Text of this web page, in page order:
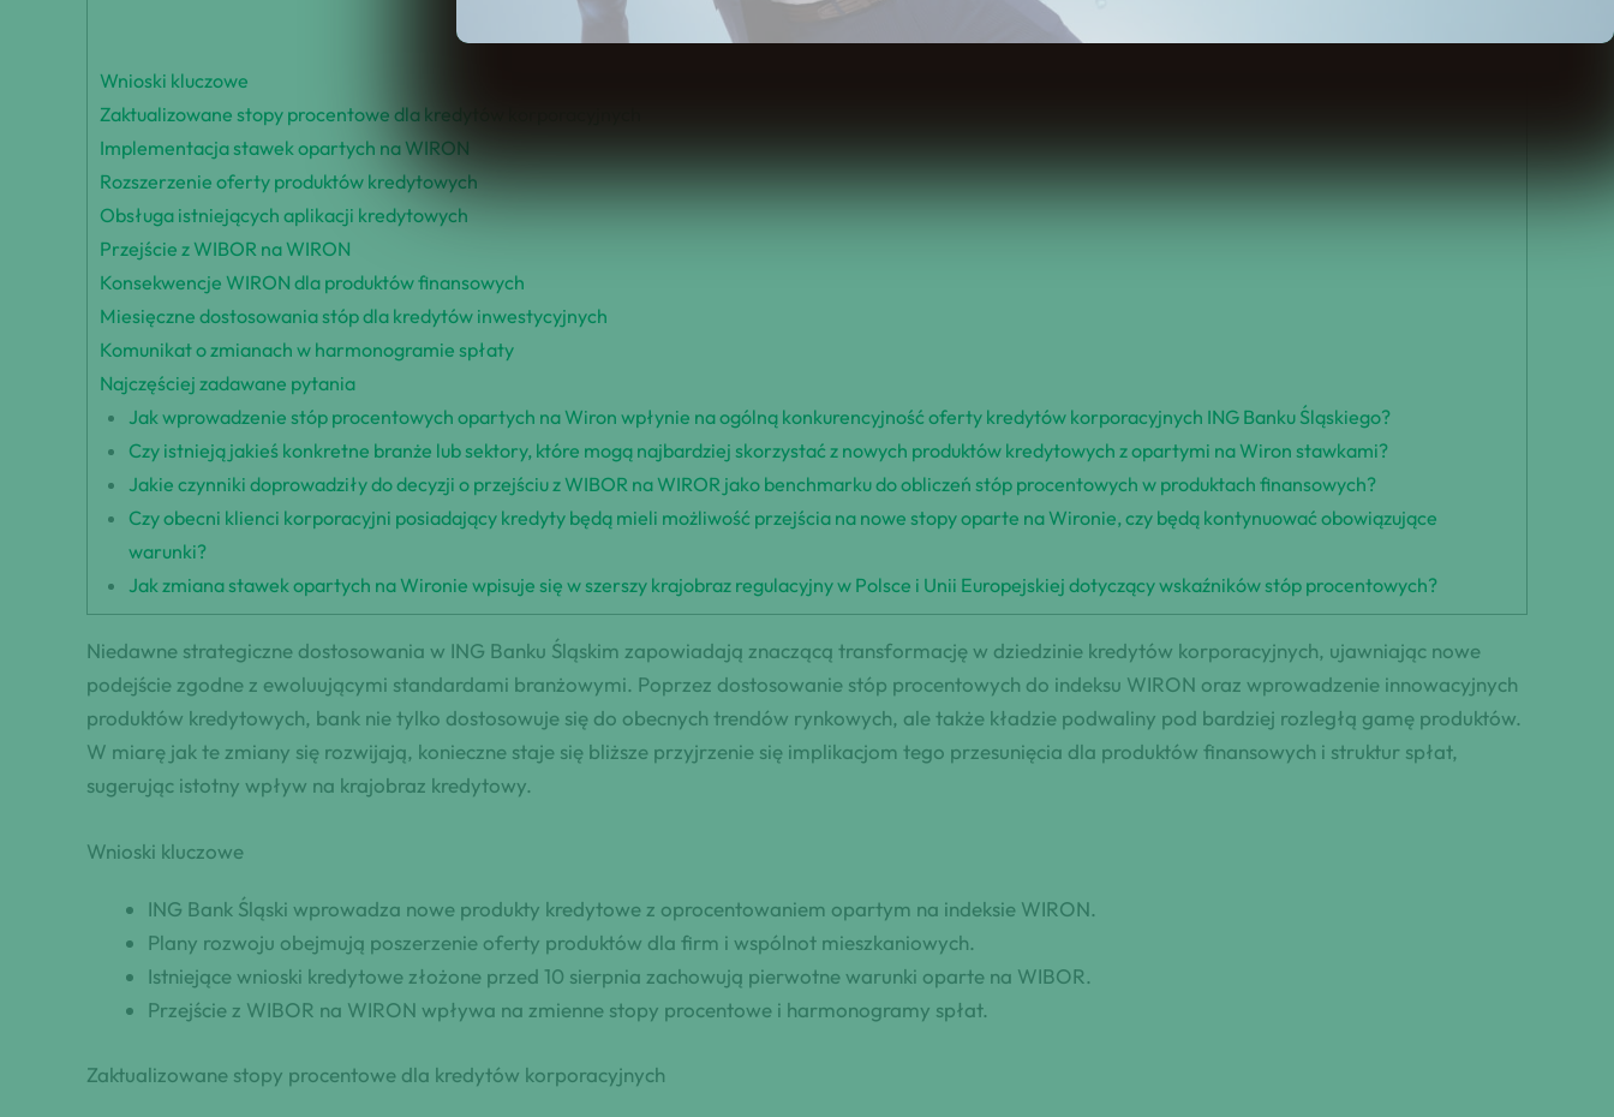
Wnioski kluczowe
Zaktualizowane stopy procentowe dla kredytów korporacyjnych
Implementacja stawek opartych na WIRON
Rozszerzenie oferty produktów kredytowych
Obsługa istniejących aplikacji kredytowych
Przejście z WIBOR na WIRON
Konsekwencje WIRON dla produktów finansowych
Miesięczne dostosowania stóp dla kredytów inwestycyjnych
Komunikat o zmianach w harmonogramie spłaty
Najczęściej zadawane pytania
Jak wprowadzenie stóp procentowych opartych na Wiron wpłynie na ogólną konkurencyjność oferty kredytów korporacyjnych ING Banku Śląskiego?
Czy istnieją jakieś konkretne branże lub sektory, które mogą najbardziej skorzystać z nowych produktów kredytowych z opartymi na Wiron stawkami?
Jakie czynniki doprowadziły do decyzji o przejściu z WIBOR na WIROR jako benchmarku do obliczeń stóp procentowych w produktach finansowych?
Czy obecni klienci korporacyjni posiadający kredyty będą mieli możliwość przejścia na nowe stopy oparte na Wironie, czy będą kontynuować obowiązujące
warunki?
Jak zmiana stawek opartych na Wironie wpisuje się w szerszy krajobraz regulacyjny w Polsce i Unii Europejskiej dotyczący wskaźników stóp procentowych?
Niedawne strategiczne dostosowania w ING Banku Śląskim zapowiadają znaczącą transformację w dziedzinie kredytów korporacyjnych, ujawniając nowe
podejście zgodne z ewoluującymi standardami branżowymi. Poprzez dostosowanie stóp procentowych do indeksu WIRON oraz wprowadzenie innowacyjnych
produktów kredytowych, bank nie tylko dostosowuje się do obecnych trendów rynkowych, ale także kładzie podwaliny pod bardziej rozległą gamę produktów.
W miarę jak te zmiany się rozwijają, konieczne staje się bliższe przyjrzenie się implikacjom tego przesunięcia dla produktów finansowych i struktur spłat,
sugerując istotny wpływ na krajobraz kredytowy.
Wnioski kluczowe
ING Bank Śląski wprowadza nowe produkty kredytowe z oprocentowaniem opartym na indeksie WIRON.
Plany rozwoju obejmują poszerzenie oferty produktów dla firm i wspólnot mieszkaniowych.
Istniejące wnioski kredytowe złożone przed 10 sierpnia zachowują pierwotne warunki oparte na WIBOR.
Przejście z WIBOR na WIRON wpływa na zmienne stopy procentowe i harmonogramy spłat.
Zaktualizowane stopy procentowe dla kredytów korporacyjnych